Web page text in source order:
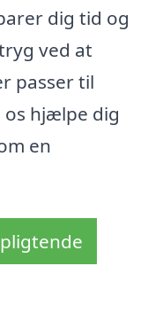
dig tid og
ved at
passer til
os hjælpe dig
en